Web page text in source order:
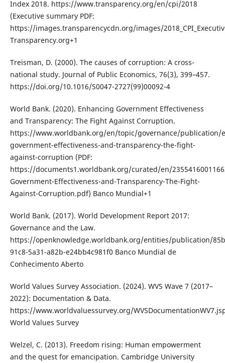
Index 2018. https://www.transparency.org/en/cpi/2018
(Executive summary PDF:
https://images.transparencycdn.org/images/
Transparency.org+1
Treisman, D. (2000). The causes of corruption: A cross-
national study. Journal of Public Economics, 76(3), 399–457.
https://doi.org/10.1016/S0047-2727(99)00092-4
World Bank. (2020). Enhancing Government Effectiveness
and Transparency: The Fight Against Corruption.
https://www.worldbank.org/en/topic/governance/publication/
government-effectiveness-and-transparency-the-fight-
against-corruption (PDF:
https://documents1.worldbank.org/curated/en/
Government-Effectiveness-and-Transparency-The-Fight-
Against-Corruption.pdf) Banco Mundial+1
World Bank. (2017). World Development Report 2017:
Governance and the Law.
https://openknowledge.worldbank.org/entities/publication/
91c8-5a31-a82b-e24bb4c981f0 Banco Mundial de
Conhecimento Aberto
World Values Survey Association. (2024). WVS Wave 7 (2017–
2022): Documentation & Data.
https://www.worldvaluessurvey.org/
World Values Survey
Welzel, C. (2013). Freedom rising: Human empowerment
and the quest for emancipation. Cambridge University